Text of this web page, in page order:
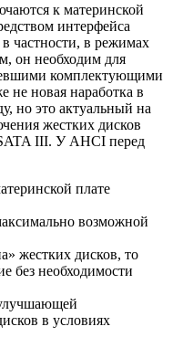
к материнской
интерфейса
частности, в режимах
он необходим для
комплектующими
новая наработка в
но это актуальный на
жестких дисков
III. У AHCI перед
плате
возможной
жестких дисков, то
без необходимости
в условиях